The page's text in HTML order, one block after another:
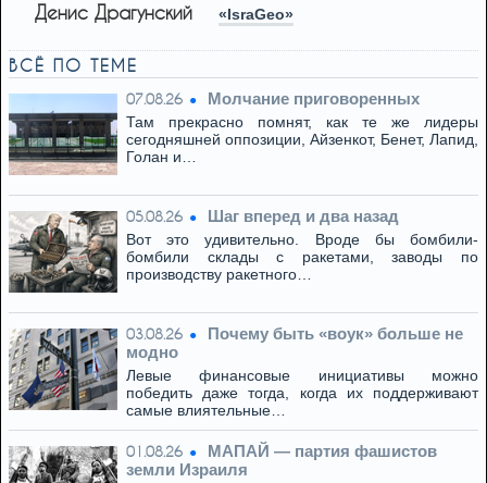
Денис Драгунский «IsraGeo»
ВСЁ ПО ТЕМЕ
07.08.26 Молчание приговоренных
Там прекрасно помнят, как те же лидеры
сегодняшней оппозиции, Айзенкот, Бенет, Лапид,
Голан и…
05.08.26 Шаг вперед и два назад
Вот это удивительно. Вроде бы бомбили-
бомбили склады с ракетами, заводы по
производству ракетного…
03.08.26
Почему быть «воук» больше не
модно
Левые финансовые инициативы можно
победить даже тогда, когда их поддерживают
самые влиятельные…
01.08.26
МАПАЙ — партия фашистов
земли Израиля